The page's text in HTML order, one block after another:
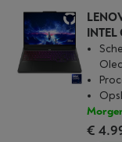
INTEL
€